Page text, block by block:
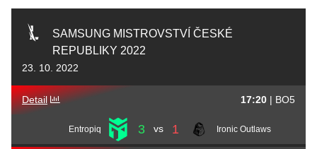
SAMSUNG MISTROVSTVÍ ČESKÉ
REPUBLIKY 2022
23. 10. 2022
Detail
Entropiq 3 vs 1 Ironic Outlaws
17:20 | BO5